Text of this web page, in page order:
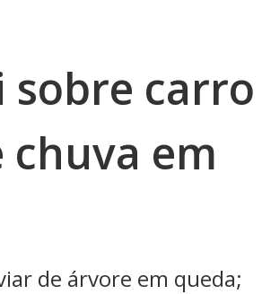
carro
em
de árvore em queda;